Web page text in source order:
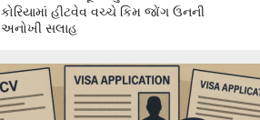
કોરિયામાં હીટવેવ વચ્ચે કિમ જોંગ ઉનની
અનોખી સલાહ